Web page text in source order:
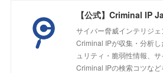
【公式】Criminal IP
サイバー脅威インテリジ
Criminal IPが収集・分析
ュリティ・脆弱性情報、
Criminal IPの検索コツなど